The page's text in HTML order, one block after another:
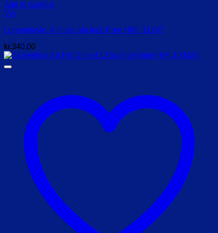
Add to wishlist
Vis
Lommetavle, 4 linier, alu incl. Pren HMI. 11797
kr.340,00